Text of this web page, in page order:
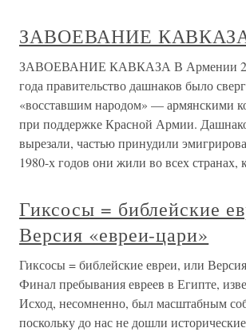
ЗАВОЕВАНИЕ
ЗАВОЕВАНИЕ КАВКАЗА В Армении 29
года правительство дашнаков было
«восставшим народом» — армянскими
при поддержке Красной Армии.
вырезали, частью принудили
1980-х годов они жили во всех странах,
Гиксосы = библейские
Версия «евреи-цари»
Гиксосы = библейские евреи, или
Финал пребывания евреев в Египте,
Исход, несомненно, был масштабным
поскольку до нас не дошли